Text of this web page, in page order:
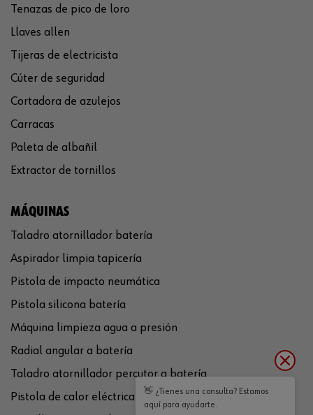
Tenazas de pico de loro
Llaves allen
Tijeras de electricista
Cúter de seguridad
Cortadora de azulejos
Carracas
Paleta de albañil
Extractor de tornillos
MÁQUINAS
Taladro atornillador batería
Aspirador limpia tapicería
Pistola de impacto neumática
Pistola silicona batería
Máquina limpieza agua a presión
Radial angular a batería
Taladro atornillador percutor a batería
Pistola de calor eléctrica
👋 ¿Tienes una consulta? Estamos
aquí para ayudarte.